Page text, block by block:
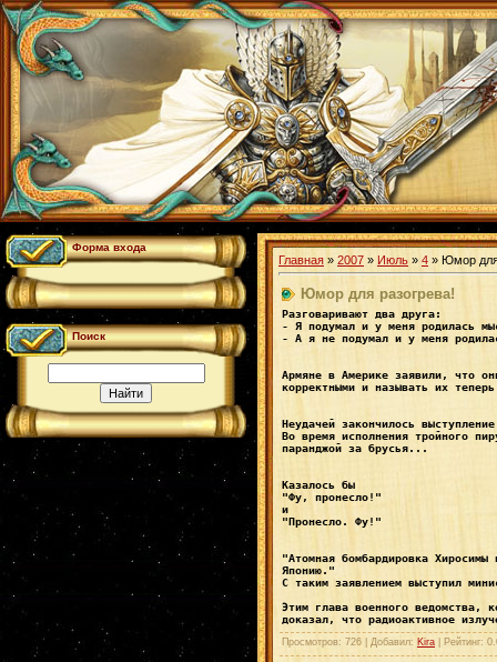
Форма входа
Поиск
Главная » 2007 » Июль » 4 » Юмор для
Юмор для разогрева!
Разговаривают два друга:
- Я подумал и у меня родилась
- А я не подумал и у меня
Армяне в Америке заявили, что
корректными и называть иx
Неудачей закончилось
Во время исполнения тройного
паранджой за брусья...
Казалось бы
"Фу, пронесло!"
и
"Пронесло. Фу!"
"Атомная бомбардировка
Японию."
С таким заявлением выступил
Этим глава военного ведомства,
доказал, что радиоактивное
Просмотров: 726 | Добавил: Kira Рейтинг: